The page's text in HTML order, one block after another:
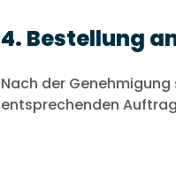
4. Bestellung
Nach der
entsprechenden